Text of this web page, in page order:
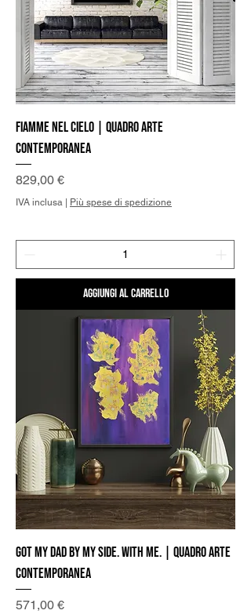
Fiamme nel cielo | Quadro Arte
Contemporanea
Prezzo
829,00 €
IVA inclusa | Più spese di spedizione
Aggiungi al carrello
Got my Dad by my side. With me. | Quadro Arte
Contemporanea
Prezzo
571,00 €